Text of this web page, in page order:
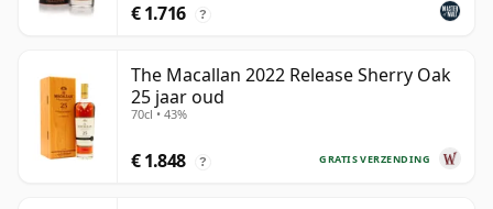
€ 1.716 ?
The Macallan 2022 Release Sherry Oak
25 jaar oud
70cl • 43%
GRATIS VERZENDING
€ 1.848 ?